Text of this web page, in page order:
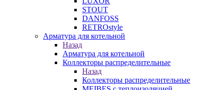
STOUT
DANFOSS
RETROstyle
Арматура для котельной
Назад
Арматура для котельной
Коллекторы распределительные
Назад
Коллекторы распределительные